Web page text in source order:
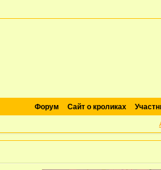
Форум Сайт о кроликах